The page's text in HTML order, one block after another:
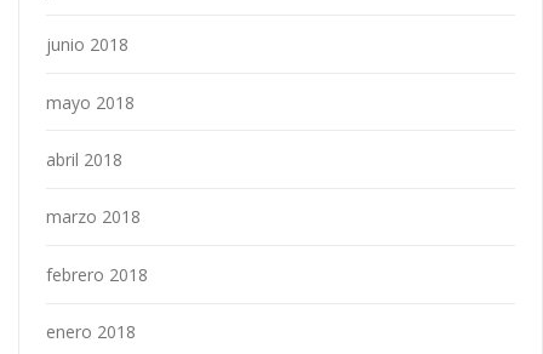
junio 2018
mayo 2018
abril 2018
marzo 2018
febrero 2018
enero 2018